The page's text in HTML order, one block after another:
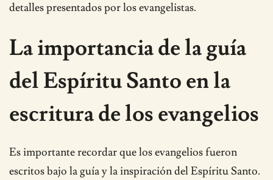
detalles presentados por los evangelistas.
La importancia de la guía
del Espíritu Santo en la
escritura de los evangelios
Es importante recordar que los evangelios fueron
escritos bajo la guía y la inspiración del Espíritu Santo.